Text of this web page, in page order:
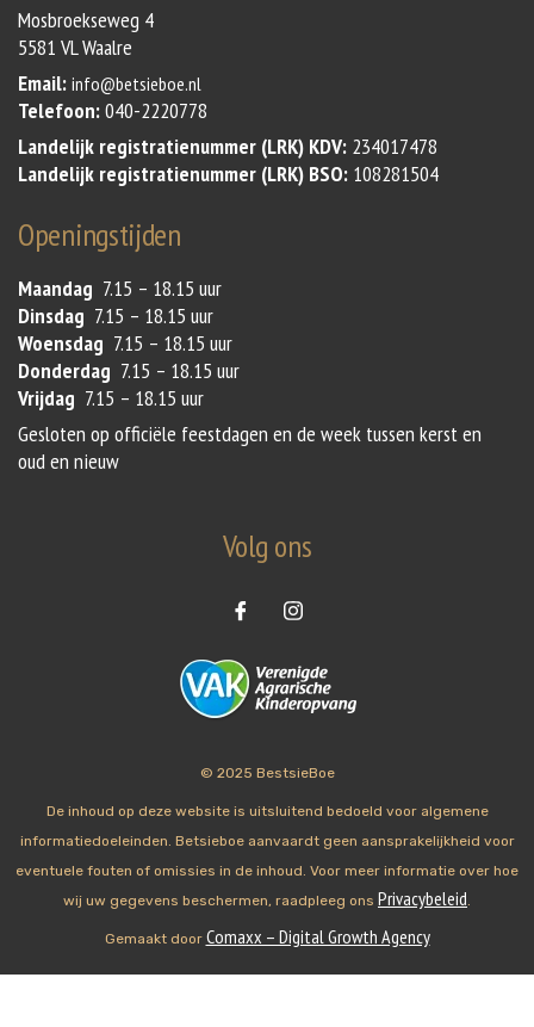
Mosbroekseweg 4
5581 VL Waalre
Email: info@betsieboe.nl
Telefoon:040-2220778
Landelijk registratienummer (LRK) KDV: 234017478
Landelijk registratienummer (LRK) BSO: 108281504
Openingstijden
Maandag 7.15 – 18.15 uur
Dinsdag 7.15 – 18.15 uur
Woensdag 7.15 – 18.15 uur
Donderdag 7.15 – 18.15 uur
Vrijdag 7.15 – 18.15 uur
Gesloten op officiële feestdagen en de week tussen kerst en
oud en nieuw
Volg ons
© 2025 BestsieBoe
De inhoud op deze website is uitsluitend bedoeld voor algemene
informatiedoeleinden. Betsieboe aanvaardt geen aansprakelijkheid voor
eventuele fouten of omissies in de inhoud. Voor meer informatie over hoe
wij uw gegevens beschermen, raadpleeg ons Privacybeleid.
Gemaakt door Comaxx – Digital Growth Agency